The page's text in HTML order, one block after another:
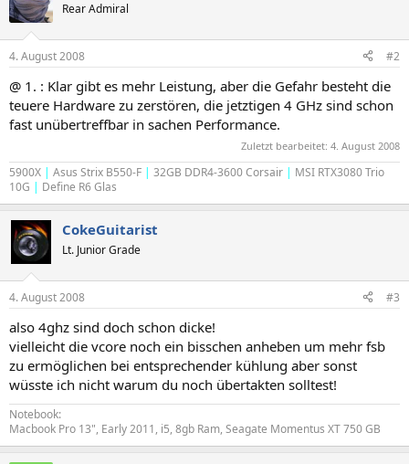
Rear Admiral
4. August 2008 #2
@ 1. : Klar gibt es mehr Leistung, aber die Gefahr besteht die
teuere Hardware zu zerstören, die jetztigen 4 GHz sind schon
fast unübertreffbar in sachen Performance.
Zuletzt bearbeitet: 4. August 2008
5900X | Asus Strix B550-F | 32GB DDR4-3600 Corsair | MSI RTX3080 Trio
10G | Define R6 Glas
CokeGuitarist
Lt. Junior Grade
4. August 2008 #3
also 4ghz sind doch schon dicke!
vielleicht die vcore noch ein bisschen anheben um mehr fsb
zu ermöglichen bei entsprechender kühlung aber sonst
wüsste ich nicht warum du noch übertakten solltest!
Notebook:
Macbook Pro 13", Early 2011, i5, 8gb Ram, Seagate Momentus XT 750 GB